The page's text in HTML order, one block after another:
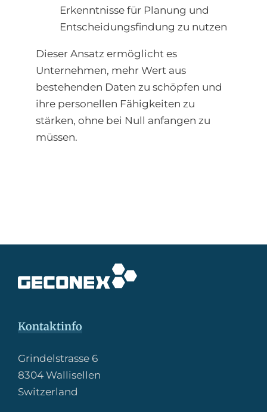
Erkenntnisse für Planung und
Entscheidungsfindung zu nutzen
Dieser Ansatz ermöglicht es
Unternehmen, mehr Wert aus
bestehenden Daten zu schöpfen und
ihre personellen Fähigkeiten zu
stärken, ohne bei Null anfangen zu
müssen.
Kontaktinfo
Grindelstrasse 6
8304 Wallisellen
Switzerland